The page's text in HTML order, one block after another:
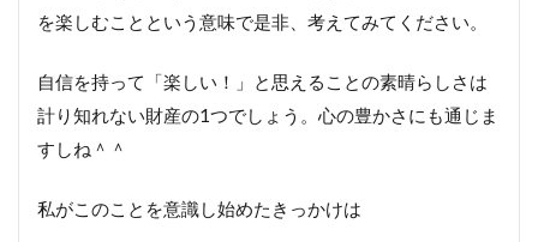
を楽しむことという意味で是非、考えてみてください。
自信を持って「楽しい！」と思えることの素晴らしさは
計り知れない財産の1つでしょう。心の豊かさにも通じま
すしね＾＾
私がこのことを意識し始めたきっかけは